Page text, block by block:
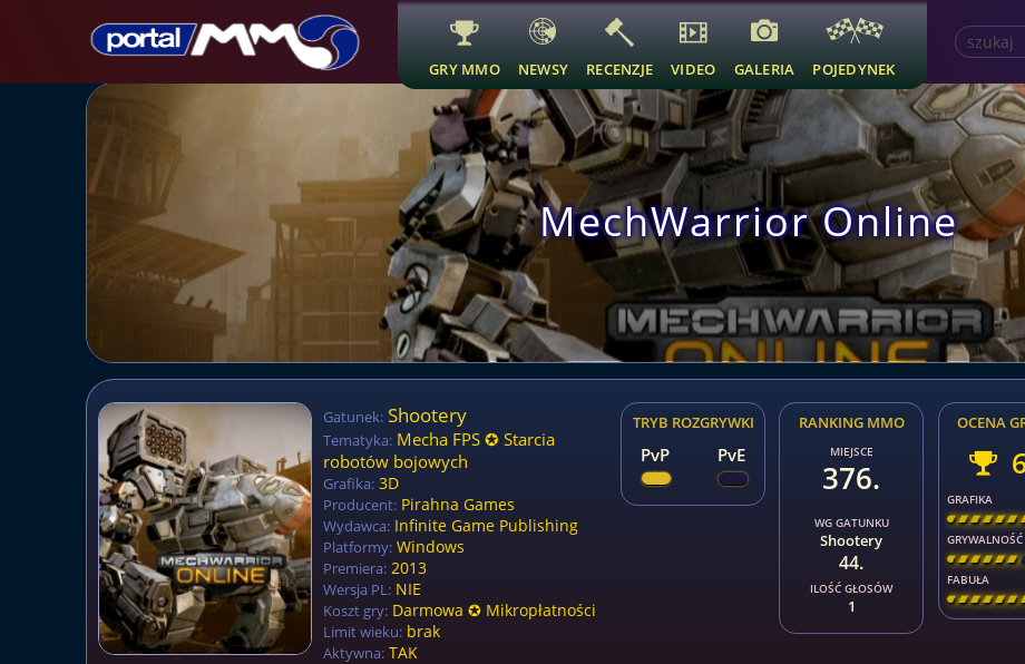
GRY MMO NEWSY RECENZJE VIDEO GALERIA POJEDYNEK
MechWarrior Online
Gatunek: Shootery
Tematyka: Mecha FPS ✪ Starcia
robotów bojowych
Grafika: 3D
Producent: Pirahna Games
Wydawca: Infinite Game Publishing
Platformy: Windows
Premiera: 2013
Wersja PL: NIE
Koszt gry: Darmowa ✪ Mikropłatności
Limit wieku: brak
Aktywna: TAK
TRYB ROZGRYWKI
PvP PvE
RANKING MMO
MIEJSCE
376.
WG GATUNKU
Shootery
44.
ILOŚĆ GŁOSÓW
1
OCENA
GRAFIKA
[ \ \ \ \ \
GRYWALNOŚĆ
[ \ \ \ \ \
FABUŁA
[ \ \ \ \ \